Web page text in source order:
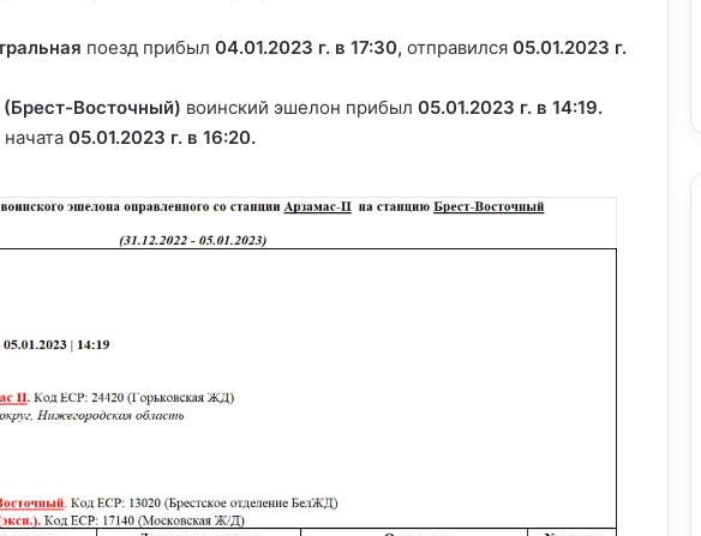
поезд прибыл04.01.2023 г. в 17:30, отправился05.01.2023 г.
(Брест-Восточный) воинский эшелон прибыл05.01.2023 г. в 14:19.
начата05.01.2023 г. в 16:20.